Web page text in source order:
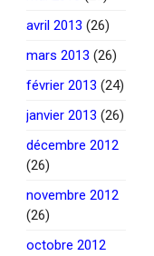
avril 2013 (26)
mars 2013 (26)
février 2013 (24)
janvier 2013 (26)
décembre 2012
(26)
novembre 2012
(26)
octobre 2012